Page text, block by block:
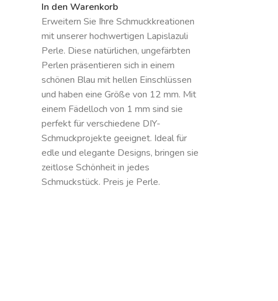
In den Warenkorb
Erweitern Sie Ihre Schmuckkreationen
mit unserer hochwertigen Lapislazuli
Perle. Diese natürlichen, ungefärbten
Perlen präsentieren sich in einem
schönen Blau mit hellen Einschlüssen
und haben eine Größe von 12 mm. Mit
einem Fädelloch von 1 mm sind sie
perfekt für verschiedene DIY-
Schmuckprojekte geeignet. Ideal für
edle und elegante Designs, bringen sie
zeitlose Schönheit in jedes
Schmuckstück. Preis je Perle.